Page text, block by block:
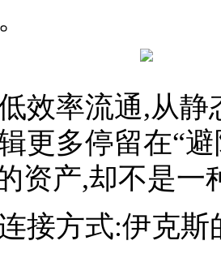
效率流通,从
更多停留在“
资产,却不是一
接方式:伊克斯